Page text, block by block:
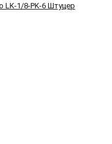
LK-1/8-PK-6 Штуцер